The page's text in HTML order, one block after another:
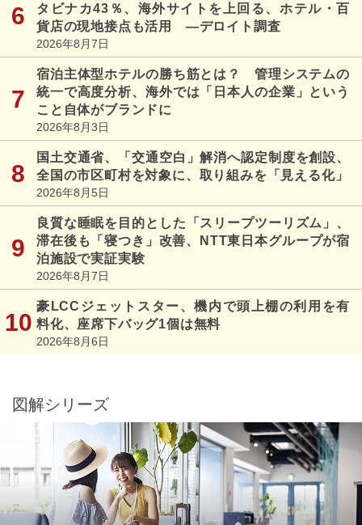
タビナカ43％、海外サイトを上回る、ホテル・百
貨店の現地接点も活用 ―デロイト調査
2026年8月7日
宿泊主体型ホテルの勝ち筋とは？ 管理システムの
統一で高度分析、海外では「日本人の企業」という
こと自体がブランドに
2026年8月3日
国土交通省、「交通空白」解消へ認定制度を創設、
全国の市区町村を対象に、取り組みを「見える化」
2026年8月5日
良質な睡眠を目的とした「スリープツーリズム」、
滞在後も「寝つき」改善、NTT東日本グループが宿
泊施設で実証実験
2026年8月7日
豪LCCジェットスター、機内で頭上棚の利用を有
料化、座席下バッグ1個は無料
2026年8月6日
図解シリーズ